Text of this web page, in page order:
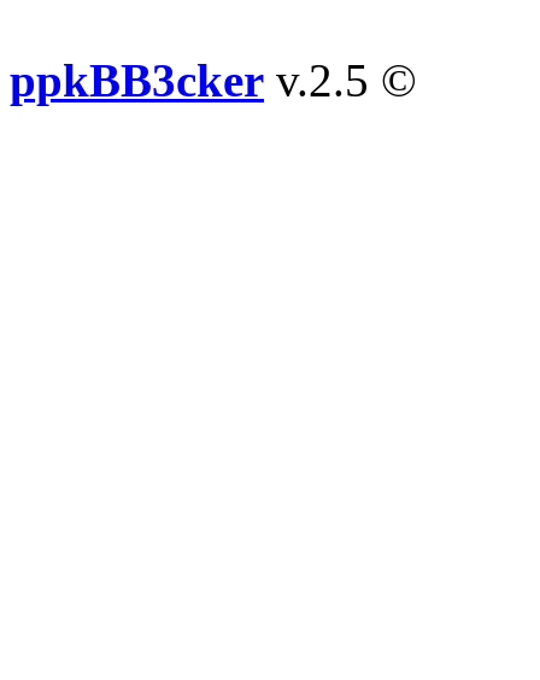
ppkBB3cker v.2.5 ©